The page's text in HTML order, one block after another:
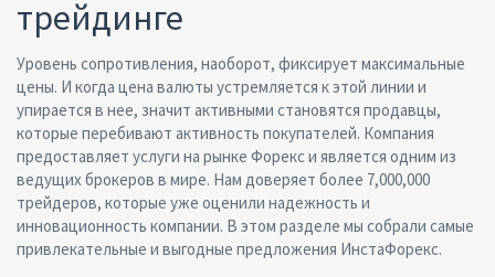
трейдинге
Уровень сопротивления, наоборот, фиксирует максимальные
цены. И когда цена валюты устремляется к этой линии и
упирается в нее, значит активными становятся продавцы,
которые перебивают активность покупателей. Компания
предоставляет услуги на рынке Форекс и является одним из
ведущих брокеров в мире. Нам доверяет более 7,000,000
трейдеров, которые уже оценили надежность и
инновационность компании. В этом разделе мы собрали самые
привлекательные и выгодные предложения ИнстаФорекс.